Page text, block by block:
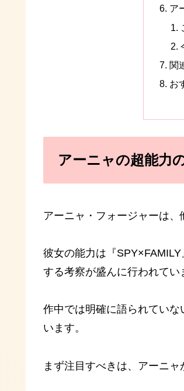
ア
関
お
アーニャの超能力
アーニャ・フォージャーは
彼女の能力は『
する考察が盛んに行われてい
作中では明確に語られてい
います。
まず注目すべきは、アーニャ